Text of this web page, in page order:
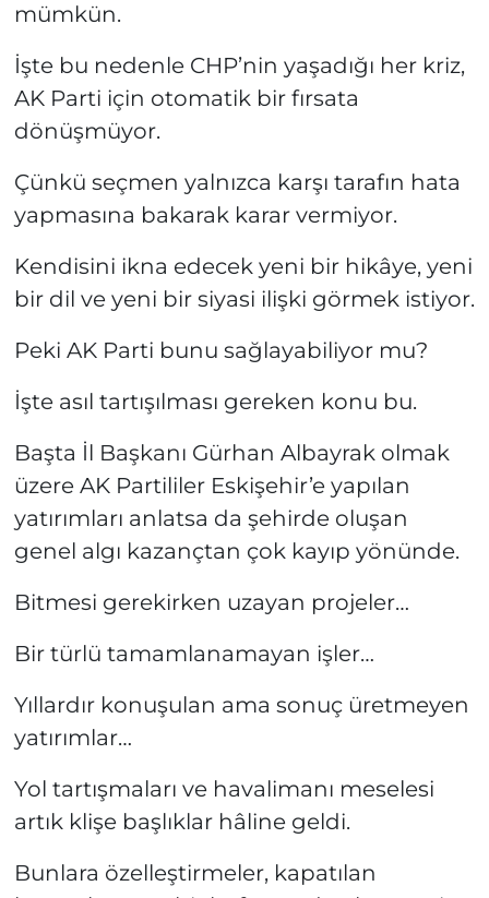
mümkün.
İşte bu nedenle CHP’nin yaşadığı her kriz,
AK Parti için otomatik bir fırsata
dönüşmüyor.
Çünkü seçmen yalnızca karşı tarafın hata
yapmasına bakarak karar vermiyor.
Kendisini ikna edecek yeni bir hikâye, yeni
bir dil ve yeni bir siyasi ilişki görmek istiyor.
Peki AK Parti bunu sağlayabiliyor mu?
İşte asıl tartışılması gereken konu bu.
Başta İl Başkanı Gürhan Albayrak olmak
üzere AK Partililer Eskişehir’e yapılan
yatırımları anlatsa da şehirde oluşan
genel algı kazançtan çok kayıp yönünde.
Bitmesi gerekirken uzayan projeler…
Bir türlü tamamlanamayan işler…
Yıllardır konuşulan ama sonuç üretmeyen
yatırımlar…
Yol tartışmaları ve havalimanı meselesi
artık klişe başlıklar hâline geldi.
Bunlara özelleştirmeler, kapatılan